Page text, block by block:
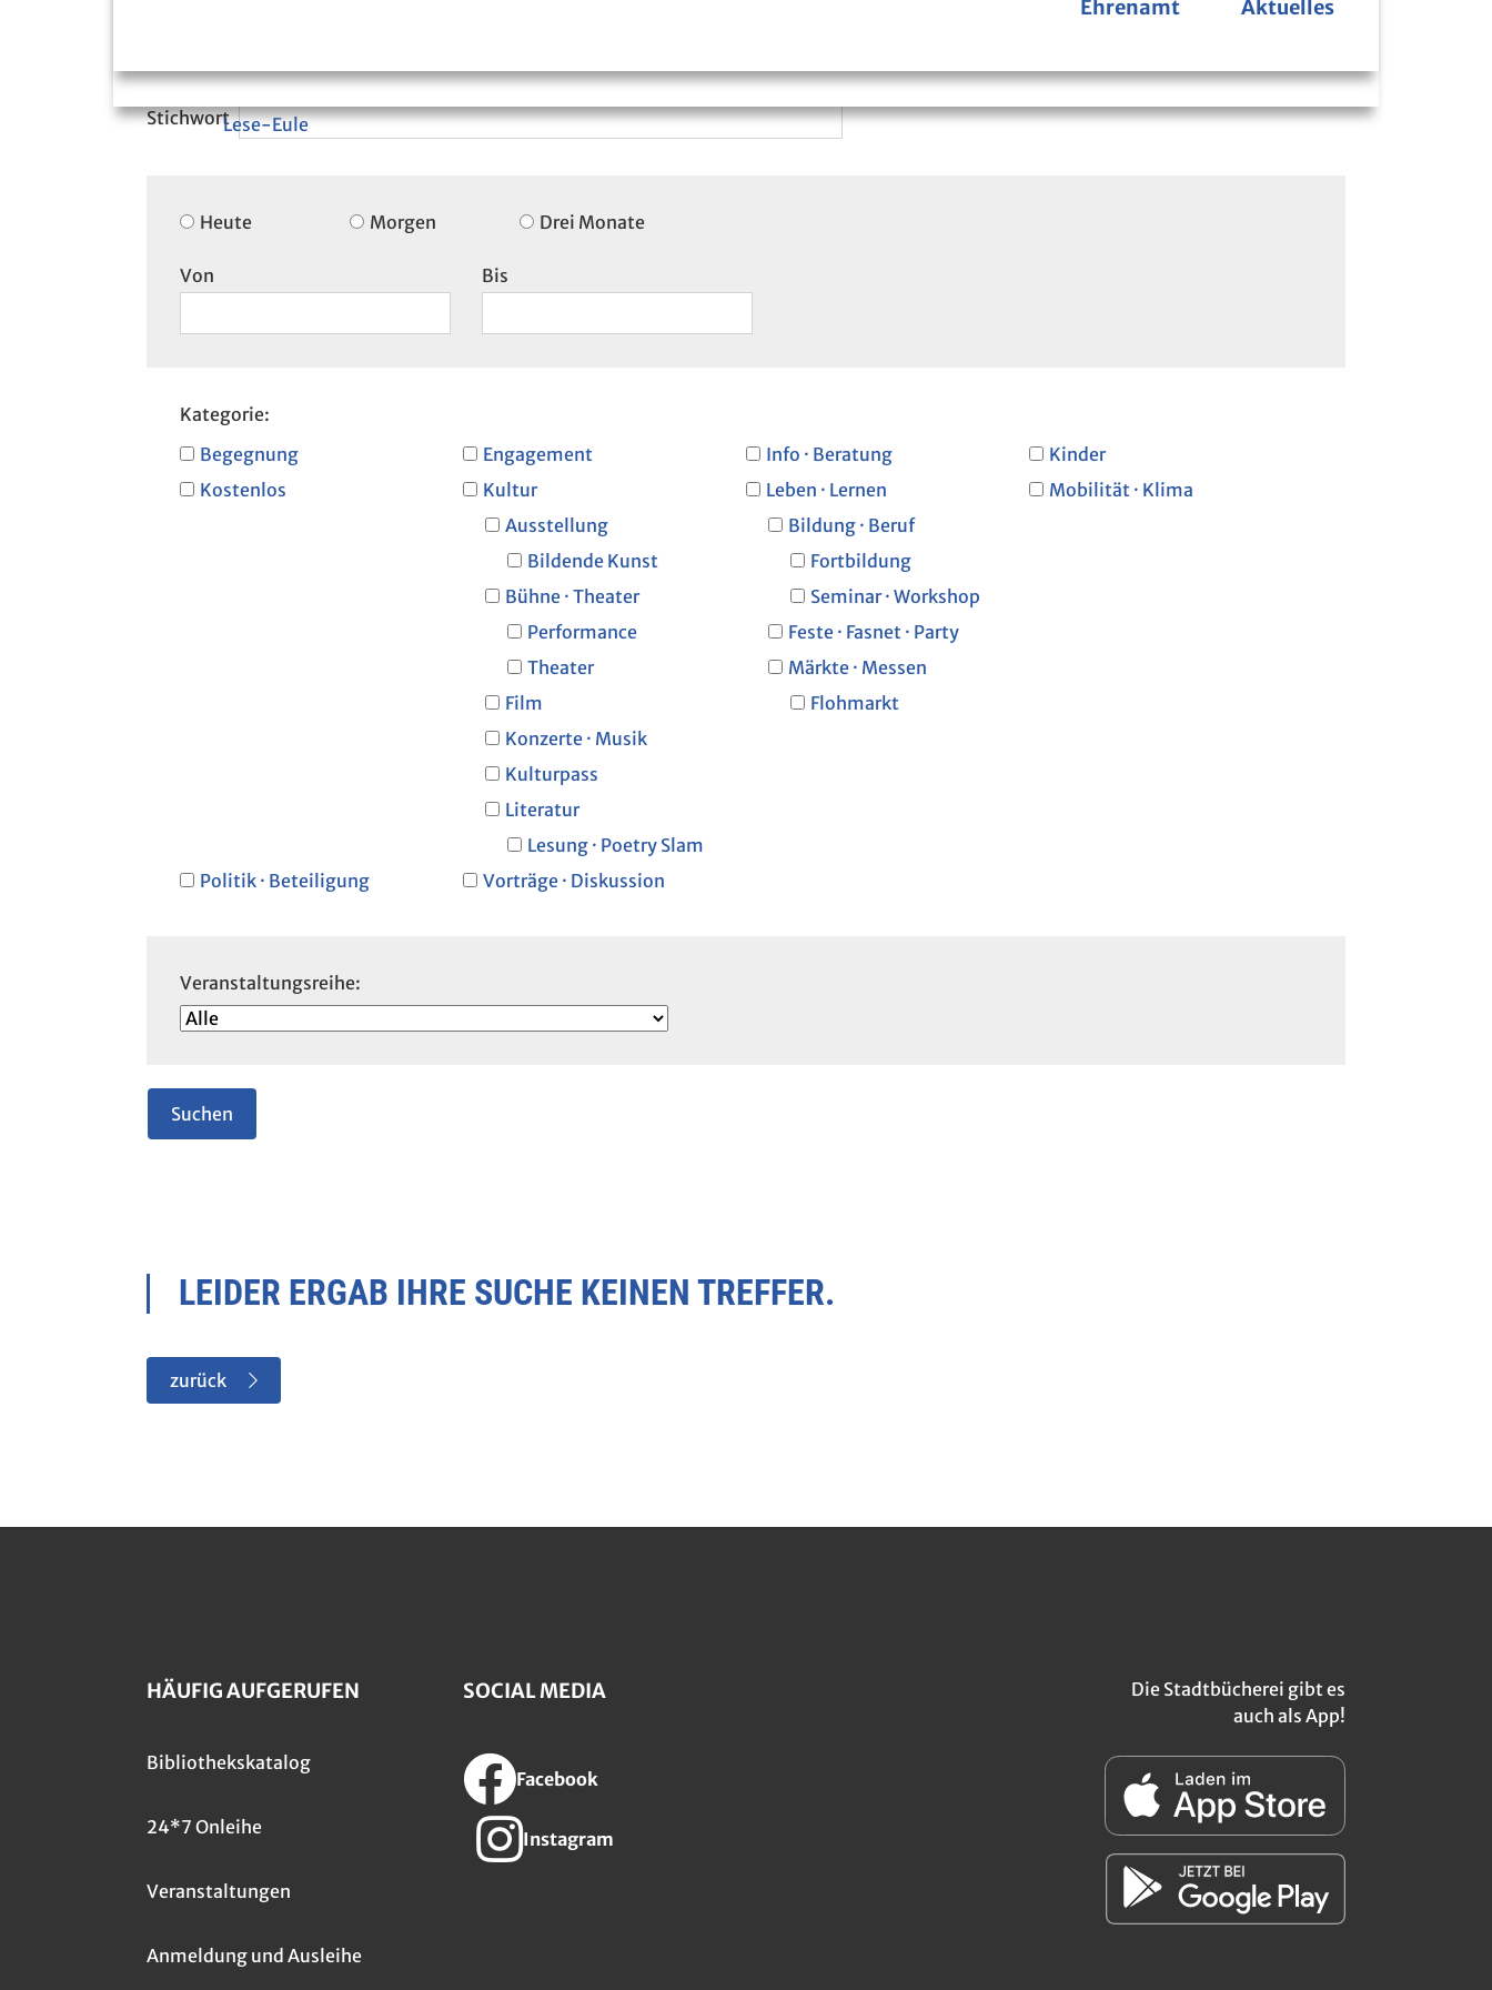
Lese-Eule
Ehrenamt Aktuelles
Heute Morgen Drei Monate
Von Bis
Kategorie:
Begegnung
Engagement Info · Beratung
Kinder
Kostenlos
Kultur
Ausstellung
Bildende Kunst
Bühne · Theater
Performance
Theater
Film
Konzerte · Musik
Kulturpass
Literatur
Lesung · Poetry Slam
Leben · Lernen
Bildung · Beruf
Fortbildung
Seminar · Workshop
Feste · Fasnet · Party
Märkte · Messen
Flohmarkt
Mobilität · Klima
Politik · Beteiligung Vorträge · Diskussion
Veranstaltungsreihe:
LEIDER ERGAB IHRE SUCHE KEINEN TREFFER.
zurück
HÄUFIG AUFGERUFEN
Bibliothekskatalog
24*7 Onleihe
Veranstaltungen
Anmeldung und Ausleihe
SOCIAL MEDIA
Facebook
Instagram
Die Stadtbücherei gibt es
auch als App!